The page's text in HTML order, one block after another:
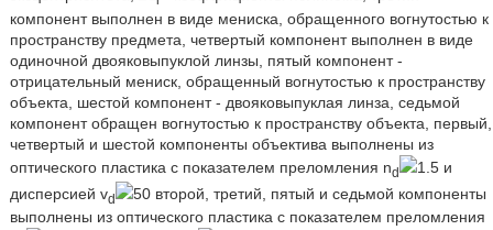
компонент выполнен в виде мениска, обращенного вогнутостью к
пространству предмета, четвертый компонент выполнен в виде
одиночной двояковыпуклой линзы, пятый компонент -
отрицательный мениск, обращенный вогнутостью к пространству
объекта, шестой компонент - двояковыпуклая линза, седьмой
компонент обращен вогнутостью к пространству объекта, первый,
четвертый и шестой компоненты объектива выполнены из
оптического пластика с показателем преломления nd
1.5 и
дисперсией vd
50 второй, третий, пятый и седьмой компоненты
выполнены из оптического пластика с показателем преломления